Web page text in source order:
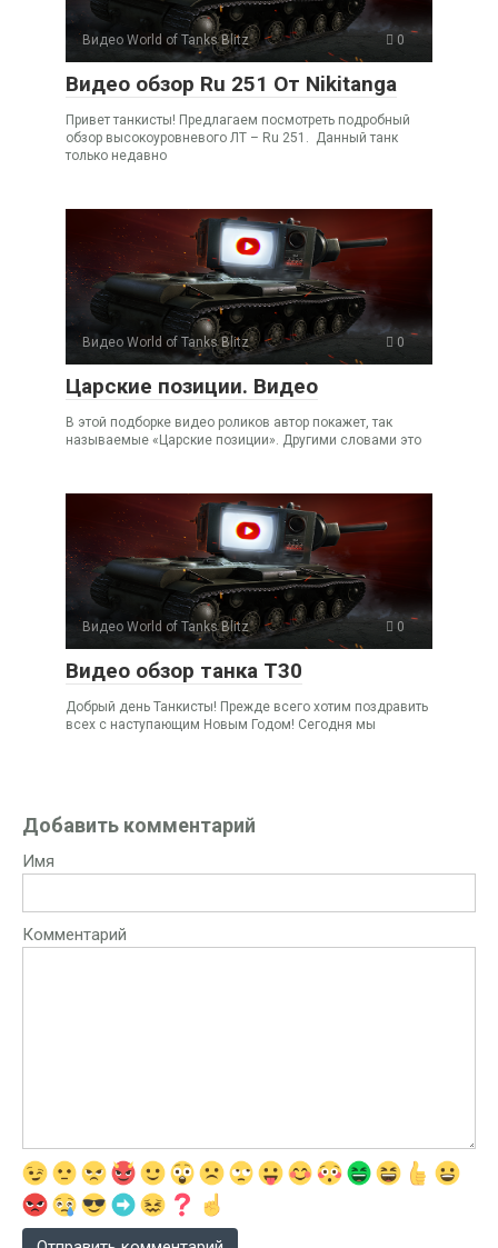
Видео World of Tanks Blitz 0
Видео обзор Ru 251 От Nikitanga
Привет танкисты! Предлагаем посмотреть подробный
обзор высокоуровневого ЛТ – Ru 251. Данный танк
только недавно
Видео World of Tanks Blitz 0
Царские позиции. Видео
В этой подборке видео роликов автор покажет, так
называемые «Царские позиции». Другими словами это
Видео World of Tanks Blitz 0
Видео обзор танка Т30
Добрый день Танкисты! Прежде всего хотим поздравить
всех с наступающим Новым Годом! Сегодня мы
Добавить комментарий
Имя
Комментарий